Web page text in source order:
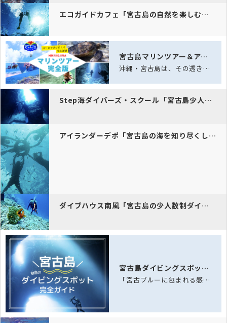
エコガイドカフェ「宮古島の自然を楽しむエコガイドカフェ。無事故37年…
Step海ダイバーズ・スクール「宮古島少人数制で安心のダイビング体験…
アイランダーデポ「宮古島の海を知り尽くした少人数制ダイビングショップ…
ダイブハウス南風「宮古島の少人数制ダイビングショップで、手作りランチ…
宮古島マリンツアー＆アクティビティ完全ガイド｜海と空の体験
沖縄・宮古島は、その透き通る海「宮古ブルー」と雄大な自然に恵まれた、日本でも屈指…
宮古島ダイビングスポット完全ガイド
「宮古ブルーに包まれる感動体験！サンゴ礁とウミガメが待つ八重干瀬へ。ホテル送迎付…